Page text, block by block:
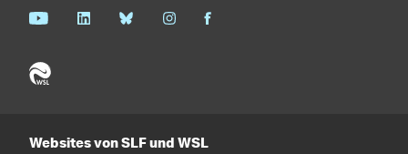
Websites von SLF und WSL